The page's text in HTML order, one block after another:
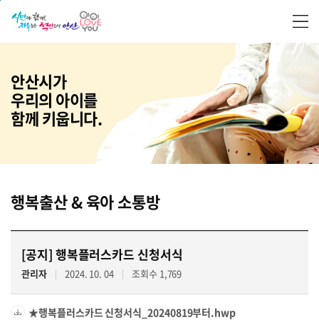
본문 바로가기
안산시가
우리의 아이를
함께 키웁니다.
행복출산 & 육아 소통방
[공지] 행복플러스카드 신청서식
관리자 2024. 10. 04 조회수 1,769
★행복플러스카드 신청서식_20240819부터.hwp